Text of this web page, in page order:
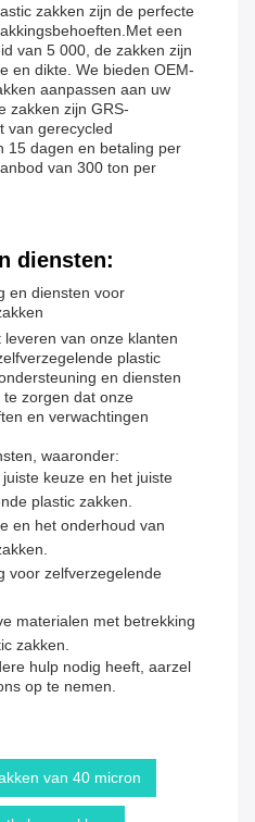
zakken zijn de perfecte
een
van 5 000, de zakken zijn
en dikte. We bieden OEM-
aanpassen aan uw
zakken zijn GRS-
van gerecycled
15 dagen en betaling per
van 300 ton per
diensten:
en diensten voor
van onze klanten
plastic
en diensten
zorgen dat onze
en verwachtingen
waaronder:
keuze en het juiste
plastic zakken.
en het onderhoud van
voor zelfverzegelende
materialen met betrekking
zakken.
hulp nodig heeft, aarzel
op te nemen.
van 40 micron